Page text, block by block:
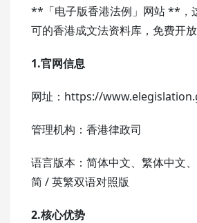
**「电子版香港法例」网站 **，
可的香港成文法资料库，免费开放
1.官网信息
网址：https://
管理机构：香港律政司
语言版本：简体中文、繁体中文
简 / 英繁双语对照版
2.核心优势